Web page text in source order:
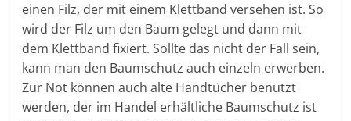
einen Filz, der mit einem Klettband versehen ist. So
wird der Filz um den Baum gelegt und dann mit
dem Klettband fixiert. Sollte das nicht der Fall sein,
kann man den Baumschutz auch einzeln erwerben.
Zur Not können auch alte Handtücher benutzt
werden, der im Handel erhältliche Baumschutz ist